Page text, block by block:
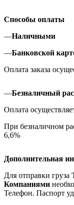
Способы оплаты
—Наличными
—Банковской
Оплата заказа
—Безналичный
Оплата
При безналичном
6,6%
Дополнительная
Для отправки груза
Компаниями
Телефон. Паспорт